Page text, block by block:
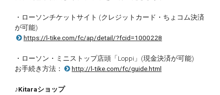
・ローソンチケットサイト (クレジットカード・ちょコム決済
が可能)
https://l-tike.com/fc/ap/detail/?fcid=1000228
・ローソン・ミニストップ店頭「Loppi」(現金決済が可能)
お手続き方法：
http://l-tike.com/fc/guide.html
♪Kitaraショップ